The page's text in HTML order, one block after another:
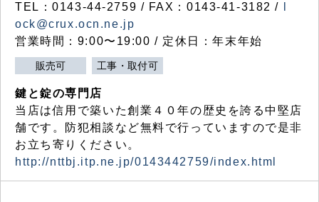
TEL：0143-44-2759 / FAX：0143-41-3182 /
ock@crux.ocn.ne.jp
営業時間：9:00〜19:00 / 定休日：年末年始
販売可 工事・取付可
鍵と錠の専門店
当店は信用で築いた創業４０年の歴史を誇る中堅店
舗です。防犯相談など無料で行っていますので是非
お立ち寄りください。
http://nttbj.itp.ne.jp/0143442759/index.html